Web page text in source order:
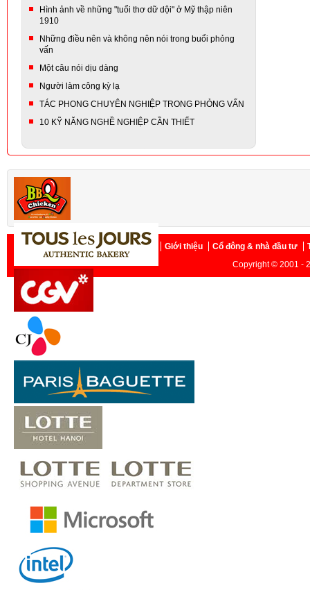
Hình ảnh về những "tuổi thơ dữ dội" ở Mỹ thập niên
1910
Những điều nên và không nên nói trong buổi phỏng
vấn
Một câu nói dịu dàng
Người làm công kỳ lạ
TÁC PHONG CHUYÊN NGHIỆP TRONG PHỎNG VẤN
10 KỸ NĂNG NGHỀ NGHIỆP CẦN THIẾT
Trang chủ Giới thiệu Cổ đông & nhà đầu tư
Copyright © 2001 -